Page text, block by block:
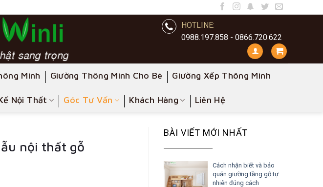
HOTLINE:
0988.197.858 - 0866.720.622
Minh Giường Thông Minh Cho Bé Giường Xếp Thông Minh
Nội Thất Góc Tư Vấn Khách Hàng Liên Hệ
nội thất gỗ
BÀI VIẾT MỚI NHẤT
Cách nhận biết và bảo
quản giường tầng gỗ tự
nhiên đúng cách